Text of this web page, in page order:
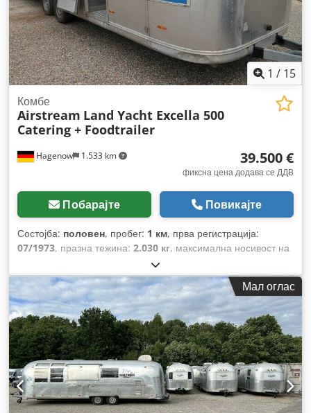
1 / 15
Hagenow 1.533 km
Комбе
Airstream Land Yacht Excella 500
Catering + Foodtrailer
39.500 €
фиксна цена додава се ДДВ
Побарајте Повикајте
Состојба: половен, пробег: 1 км, прва регистрација:
07/1973, празна тежина: 2.030 кг, максимална носивост на
, вкупна тежина:
на пренос:механички, суспензија:друго, вкупна должина:
9.800 мм, Мал оглас